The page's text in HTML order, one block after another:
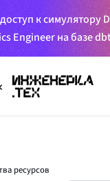
к симулятору
Engineer на базе
ресурсов